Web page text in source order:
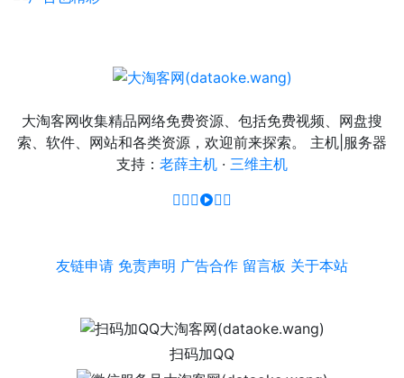
大淘客网收集精品网络免费资源、包括免费视频、网盘搜
索、软件、网站和各类资源，欢迎前来探索。 主机|服务器
支持： 老薛主机 · 三维主机
友链申请 免责声明 广告合作 留言板 关于本站
扫码加QQ